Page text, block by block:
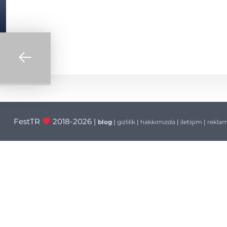
FestTR 2018-2026 | blog| gizlilik| hakkımızda | iletişim |